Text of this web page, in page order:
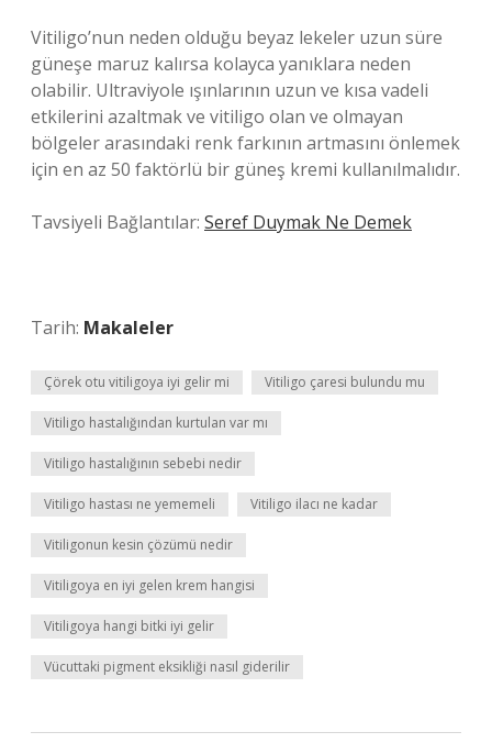
Vitiligo’nun neden olduğu beyaz lekeler uzun süre
güneşe maruz kalırsa kolayca yanıklara neden
olabilir. Ultraviyole ışınlarının uzun ve kısa vadeli
etkilerini azaltmak ve vitiligo olan ve olmayan
bölgeler arasındaki renk farkının artmasını önlemek
için en az 50 faktörlü bir güneş kremi kullanılmalıdır.
Tavsiyeli Bağlantılar: Seref Duymak Ne Demek
Tarih: Makaleler
Çörek otu vitiligoya iyi gelir mi Vitiligo çaresi bulundu mu
Vitiligo hastalığından kurtulan var mı
Vitiligo hastalığının sebebi nedir
Vitiligo hastası ne yememeli Vitiligo ilacı ne kadar
Vitiligonun kesin çözümü nedir
Vitiligoya en iyi gelen krem hangisi
Vitiligoya hangi bitki iyi gelir
Vücuttaki pigment eksikliği nasıl giderilir